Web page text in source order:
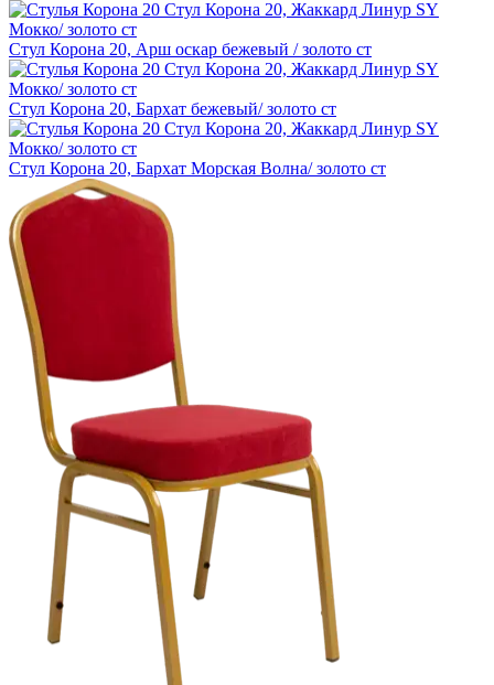
Стул Корона 20, Арш оскар бежевый / золото ст
Стул Корона 20, Бархат бежевый/ золото ст
Стул Корона 20, Бархат Морская Волна/ золото ст